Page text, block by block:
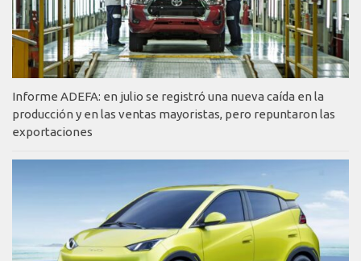
Informe ADEFA: en julio se registró una nueva caída en la
producción y en las ventas mayoristas, pero repuntaron las
exportaciones